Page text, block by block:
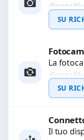
SU
La
problemi
SU
Il tuo